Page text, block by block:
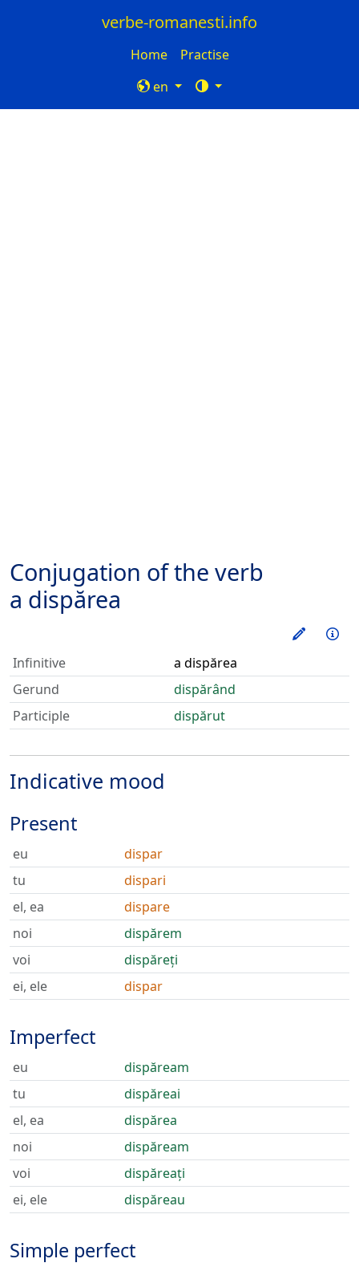
verbe-romanesti.info
Home
Practise
en
Conjugation of the verb
a dispărea
Train
Infinitive
a dispărea
Gerund
dispărând
Participle
dispărut
Indicative mood
Present
eu
dispar
tu
dispari
el, ea
dispare
noi
dispărem
voi
dispăreți
ei, ele
dispar
Imperfect
eu
dispăream
tu
dispăreai
el, ea
dispărea
noi
dispăream
voi
dispăreați
ei, ele
dispăreau
Simple perfect